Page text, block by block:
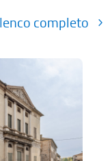
completo